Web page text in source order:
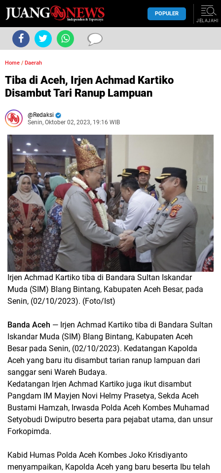
POPULER
JELAJAHI
Home / Daerah
Tiba di Aceh, Irjen Achmad Kartiko
Disambut Tari Ranup Lampuan
Redaksi
Senin, Oktober 02, 2023, 19:16 WIB
Irjen Achmad Kartiko tiba di Bandara Sultan Iskandar
Muda (SIM) Blang Bintang, Kabupaten Aceh Besar, pada
Senin, (02/10/2023). (Foto/Ist)
Banda Aceh — Irjen Achmad Kartiko tiba di Bandara Sultan
Iskandar Muda (SIM) Blang Bintang, Kabupaten Aceh
Besar pada Senin, (02/10/2023). Kedatangan Kapolda
Aceh yang baru itu disambut tarian ranup lampuan dari
sanggar seni Wareh Budaya.
Kedatangan Irjen Achmad Kartiko juga ikut disambut
Pangdam IM Mayjen Novi Helmy Prasetya, Sekda Aceh
Bustami Hamzah, Irwasda Polda Aceh Kombes Muhamad
Setyobudi Dwiputro beserta para pejabat utama, dan unsur
Forkopimda.
Kabid Humas Polda Aceh Kombes Joko Krisdiyanto
menyampaikan, Kapolda Aceh yang baru beserta Ibu telah